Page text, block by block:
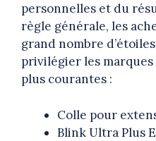
personnelles et du
règle générale, les
grand nombre
privilégier les
plus courantes :
Colle pour
Blink Ultra Plus